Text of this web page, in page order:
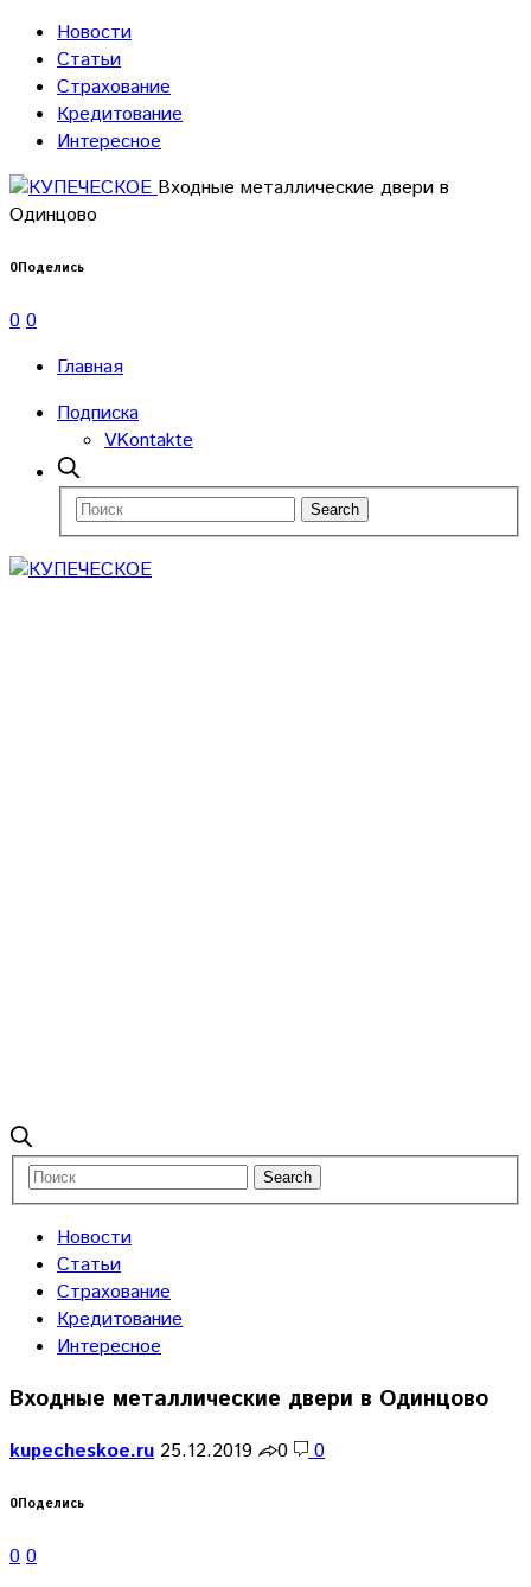
Новости
Статьи
Страхование
Кредитование
Интересное
Входные металлические двери в
Одинцово
0Поделись
0 0
Главная
Подписка
VKontakte
Новости
Статьи
Страхование
Кредитование
Интересное
Входные металлические двери в Одинцово
kupecheskoe.ru 25.12.2019 0 0
0Поделись
0 0